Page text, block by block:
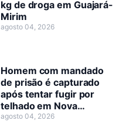
kg de droga em Guajará-
Mirim
agosto 04, 2026
Homem com mandado
de prisão é capturado
após tentar fugir por
telhado em Nova
Mamoré
agosto 04, 2026